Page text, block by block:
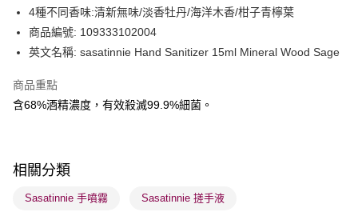
BoC Pay
送貨方式
每筆HK$65.00，滿HK$300.00或以上免運費
確認發貨後1-3 工作天送達，訂單將隨機分配至SF順豐速運或京東
物流公司進行物流配送
4種不同香味:清新無味/淡香牡丹/海洋木香/柑子青檸葉
商品編號: 109333102004
英文名稱: sasatinnie Hand Sanitizer 15ml Mineral Wood Sage
商品重點
含68%酒精濃度，有效殺滅99.9%細菌。
相關分類
Sasatinnie 手噴霧 Sasatinnie 搓手液